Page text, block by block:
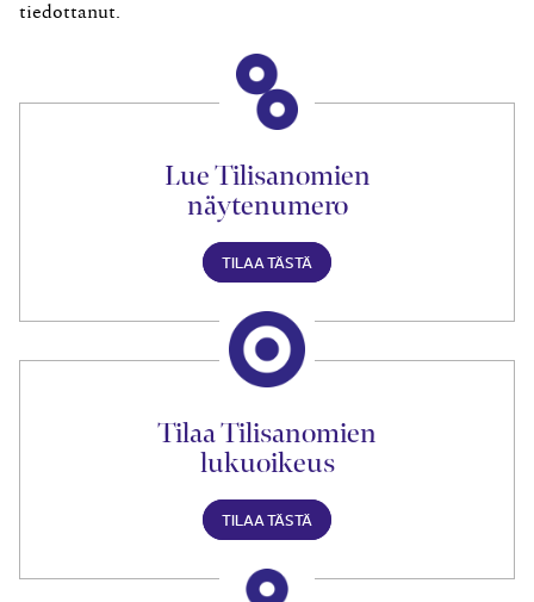
tiedottanut.
Lue Tilisanomien
näytenumero
TILAA TÄSTÄ
Tilaa Tilisanomien
lukuoikeus
TILAA TÄSTÄ